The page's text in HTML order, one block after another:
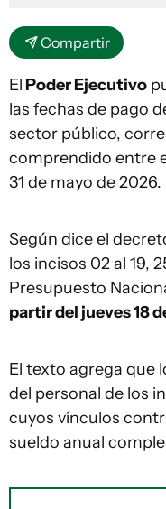
Compartir
El Poder Ejecutivo
las fechas de pago
sector público,
comprendido entre
31 de mayo de 2026.
Según dice el
los incisos 02 al 19,
Presupuesto
partir del jueves 18
El texto agrega que
del personal de los
cuyos vínculos
sueldo anual